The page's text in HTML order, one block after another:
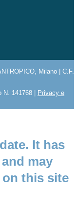
Milano | C.F.
N. 141768 | Privacy e
It has
may
this site